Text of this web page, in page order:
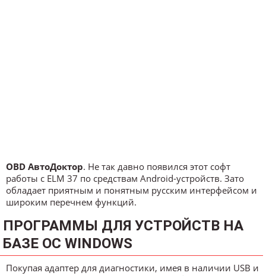
OBD АвтоДоктор. Не так давно появился этот софт
работы с ELM 37 по средствам Android-устройств. Зато
обладает приятным и понятным русским интерфейсом и
широким перечнем функций.
ПРОГРАММЫ ДЛЯ УСТРОЙСТВ НА
БАЗЕ ОС WINDOWS
Покупая адаптер для диагностики, имея в наличии USB и